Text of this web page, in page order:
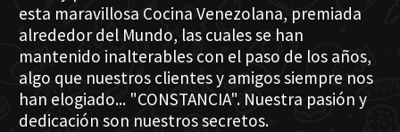
esta maravillosa Cocina Venezolana, premiada
alrededor del Mundo, las cuales se han
mantenido inalterables con el paso de los años,
algo que nuestros clientes y amigos siempre nos
han elogiado... "CONSTANCIA". Nuestra pasión y
dedicación son nuestros secretos.